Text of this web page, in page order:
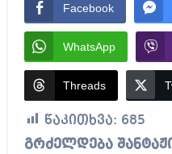
Facebook
WhatsApp
Threads
წაკითხვა: 685
გრძელდება შანტაჟის და მუქარის